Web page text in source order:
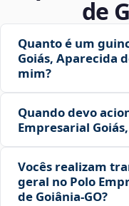
de
Quanto é um
Goiás, Aparecida
mim?
Quando devo
Empresarial
Vocês realizam
geral no Polo
de Goiânia‑GO?